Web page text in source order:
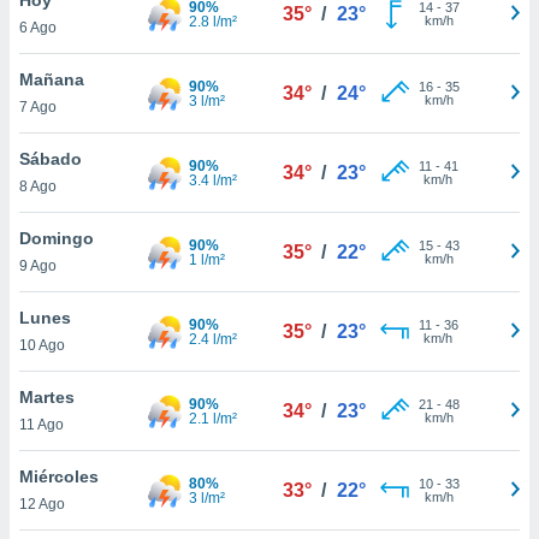
en
más
nuestra
de
cookies
aceptar
6 Ago
90%
2.8 l/m²
35° / 23° 14- 37
km/h
Mañana
7 Ago
90%
3 l/m²
34° / 24° 16- 35
km/h
Sábado
8 Ago
90%
3.4 l/m²
34° / 23° 11 - 41
km/h
Domingo
9 Ago
90%
1 l/m²
35° / 22° 15- 43
km/h
Lunes
10 Ago
90%
2.4 l/m²
35° / 23° 11 - 36
km/h
Martes
11 Ago
90%
2.1 l/m²
34° / 23° 21 - 48
km/h
Miércoles
12 Ago
80%
3 l/m²
33° / 22° 10- 33
km/h